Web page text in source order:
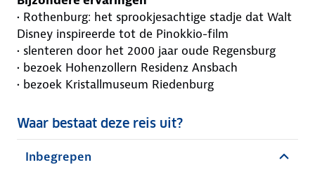
• Rothenburg: het sprookjesachtige stadje dat Walt
Disney inspireerde tot de Pinokkio-film
• slenteren door het 2000 jaar oude Regensburg
• bezoek Hohenzollern Residenz Ansbach
• bezoek Kristallmuseum Riedenburg
Waar bestaat deze reis uit?
Inbegrepen